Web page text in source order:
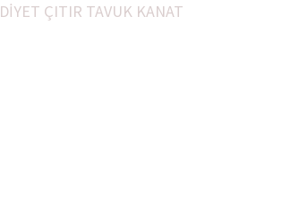
DİYET ÇITIR TAVUK KANAT